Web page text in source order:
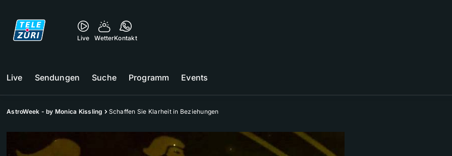
Live WetterKontakt
Live Sendungen Suche Programm Events
AstroWeek - by Monica Kissling Schaffen Sie Klarheit in Beziehungen